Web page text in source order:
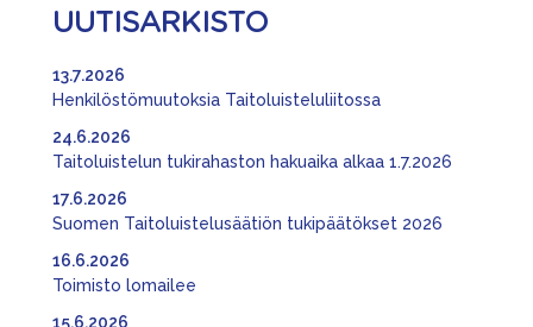
UUTISARKISTO
Henkilöstömuutoksia Taitoluisteluliitossa
13.7.2026
Taitoluistelun tukirahaston hakuaika alkaa 1.7.2026
24.6.2026
Suomen Taitoluistelusäätiön tukipäätökset 2026
17.6.2026
Toimisto lomailee
16.6.2026
15.6.2026